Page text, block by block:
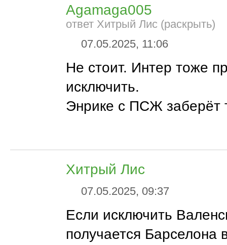
Agamaga005
ответ Хитрый Лис (раскрыть)
07.05.2025, 11:06
Не стоит. Интер тоже
исключить.
Энрике с ПСЖ заберёт
Хитрый Лис
07.05.2025, 09:37
Если исключить
получается Барселона